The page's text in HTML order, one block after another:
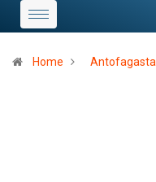
Home Antofagasta